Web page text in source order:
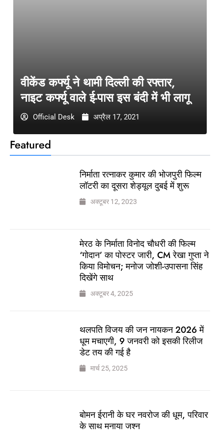
Featured
निर्माता रत्नाकर कुमार की भोजपुरी फिल्म
लॉटरी का दूसरा शेड्यूल दुबई में शुरू
अक्टूबर 12, 2023
मेरठ के निर्माता विनोद चौधरी की फिल्म
‘गोदान’ का पोस्टर जारी, CM रेखा गुप्ता ने
किया विमोचन; मनोज जोशी-उपासना सिंह
दिखेंगे साथ
अक्टूबर 4, 2025
थलपति विजय की जन नायकन 2026 में
धूम मचाएगी, 9 जनवरी को इसकी रिलीज
डेट तय की गई है
मार्च 25, 2025
बोमन ईरानी के घर नवरोज की धूम, परिवार
के साथ मनाया जश्न
वीकेंड कर्फ्यू ने थामी दिल्ली की रफ्तार,
नाइट कर्फ्यू वाले ई-पास इस बंदी में भी लागू
Official Desk अप्रैल 17, 2021